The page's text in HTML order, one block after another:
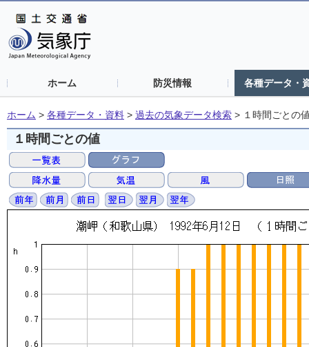
ホーム 防災情報 各種データ・
ホーム > 各種データ・資料 > 過去の気象データ検索 > １時間ごとの
１時間ごとの値